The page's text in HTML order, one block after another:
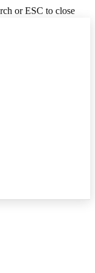
or ESC to close